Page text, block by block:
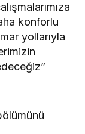
konforlu
yollarıyla